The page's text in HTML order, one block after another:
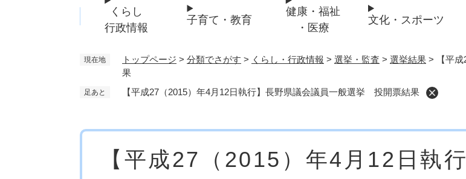
くらし
行政情報
子育て・教育
健康・福祉
・医療
文化・スポーツ
現在地 トップページ > 分類でさがす > くらし・行政情報 > 選挙・監査 > 選挙結果 >
【平
果
足あと 【平成27（2015）年4月12日執行】長野県議会議員一般選挙 投開票結果
【平成27（2015）年4月12日執行